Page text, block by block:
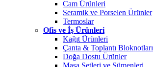
Cam Ürünleri
Seramik ve Porselen Ürünler
Termoslar
Ofis ve İş Ürünleri
Kağıt Ürünleri
Çanta & Toplantı Bloknotları
Doğa Dostu Ürünler
Masa Setleri ve Sümenleri